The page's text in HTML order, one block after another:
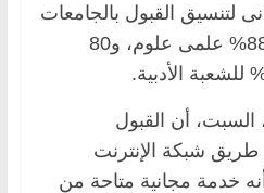
لتنسيق القبول بالجامعات
للمرحلة الأولى، وهو 88.4% علمى علوم، و80
السبت، أن القبول
طريق شبكة الإنترنت
خدمة مجانية متاحة من